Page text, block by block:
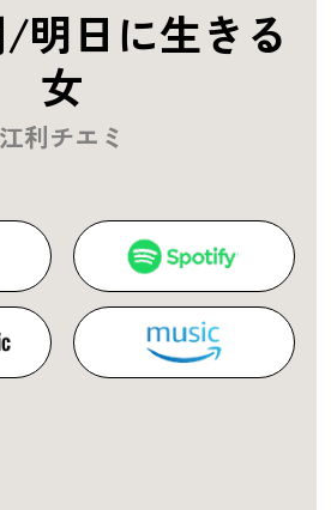
明日に生きる
女
江利チエミ